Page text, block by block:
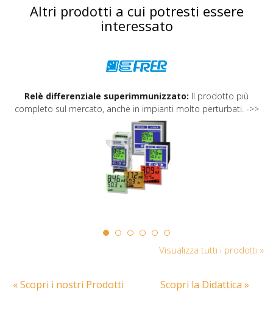
Altri prodotti a cui potresti essere
interessato
Relè differenziale superimmunizzato: Il prodotto più
completo sul mercato, anche in impianti molto perturbati. ->>
Visualizza tutti i prodotti »
« Scopri i nostri Prodotti Scopri la Didattica »